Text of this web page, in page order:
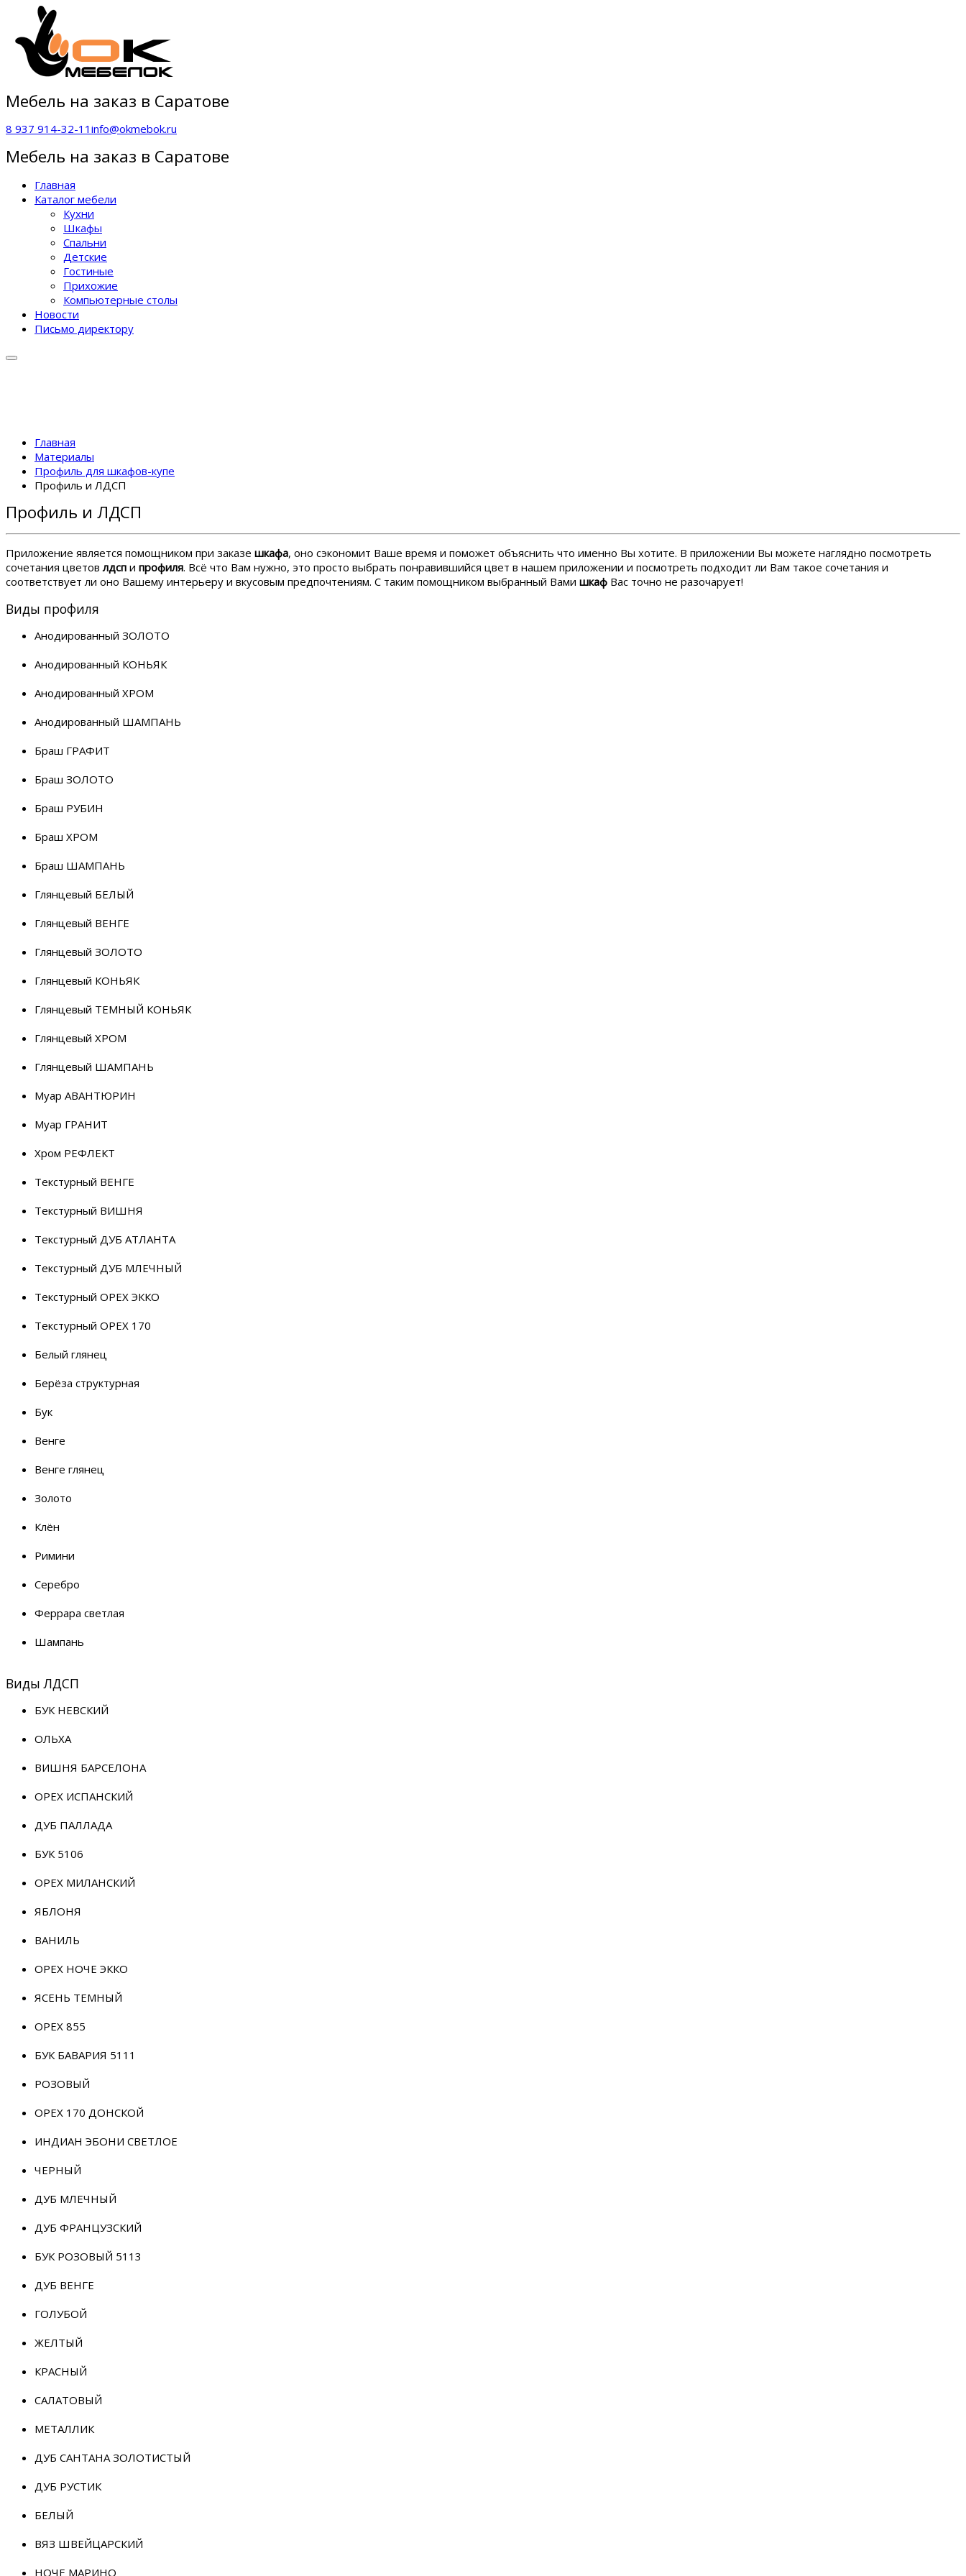
Мебель на заказ в Саратове
8 937 914-32-11 info@okmebok.ru
Мебель на заказ в Саратове
Главная
Каталог мебели
Кухни
Шкафы
Спальни
Детские
Гостиные
Прихожие
Компьютерные столы
Новости
Письмо директору
Главная
Материалы
Профиль для шкафов-купе
Профиль и ЛДСП
Профиль и ЛДСП
Приложение является помощником при заказе шкафа, оно сэкономит Ваше время и поможет объяснить что именно Вы хотите. В приложении Вы можете наглядно посмотреть
сочетания цветовлдсп и профиля. Всё что Вам нужно, это просто выбрать понравившийся цвет в нашем приложении и посмотреть подходит ли Вам такое сочетания и
соответствует ли оно Вашему интерьеру и вкусовым предпочтениям. С таким помощником выбранный Вами шкаф Вас точно не разочарует!
Виды профиля
Анодированный ЗОЛОТО
Анодированный КОНЬЯК
Анодированный ХРОМ
Анодированный ШАМПАНЬ
Браш ГРАФИТ
Браш ЗОЛОТО
Браш РУБИН
Браш ХРОМ
Браш ШАМПАНЬ
Глянцевый БЕЛЫЙ
Глянцевый ВЕНГЕ
Глянцевый ЗОЛОТО
Глянцевый КОНЬЯК
Глянцевый ТЕМНЫЙ КОНЬЯК
Глянцевый ХРОМ
Глянцевый ШАМПАНЬ
Муар АВАНТЮРИН
Муар ГРАНИТ
Хром РЕФЛЕКТ
Текстурный ВЕНГЕ
Текстурный ВИШНЯ
Текстурный ДУБ АТЛАНТА
Текстурный ДУБ МЛЕЧНЫЙ
Текстурный ОРЕХ ЭККО
Текстурный ОРЕХ 170
Белый глянец
Берёза структурная
Бук
Венге
Венге глянец
Золото
Клён
Римини
Серебро
Феррара светлая
Шампань
Виды ЛДСП
БУК НЕВСКИЙ
ОЛЬХА
ВИШНЯ БАРСЕЛОНА
ОРЕХ ИСПАНСКИЙ
ДУБ ПАЛЛАДА
БУК 5106
ОРЕХ МИЛАНСКИЙ
ЯБЛОНЯ
ВАНИЛЬ
ОРЕХ НОЧЕ ЭККО
ЯСЕНЬ ТЕМНЫЙ
ОРЕХ 855
БУК БАВАРИЯ 5111
РОЗОВЫЙ
ОРЕХ 170 ДОНСКОЙ
ИНДИАН ЭБОНИ СВЕТЛОЕ
ЧЕРНЫЙ
ДУБ МЛЕЧНЫЙ
ДУБ ФРАНЦУЗСКИЙ
БУК РОЗОВЫЙ 5113
ДУБ ВЕНГЕ
ГОЛУБОЙ
ЖЕЛТЫЙ
КРАСНЫЙ
САЛАТОВЫЙ
МЕТАЛЛИК
ДУБ САНТАНА ЗОЛОТИСТЫЙ
ДУБ РУСТИК
БЕЛЫЙ
ВЯЗ ШВЕЙЦАРСКИЙ
НОЧЕ МАРИНО